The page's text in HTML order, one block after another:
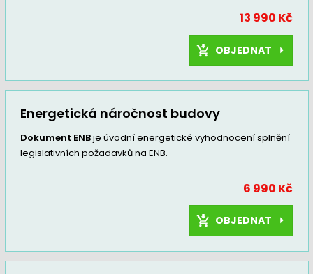
13 990 Kč
OBJEDNAT
Energetická náročnost budovy
Dokument ENBje úvodní energetické vyhodnocení splnění
legislativních požadavků na ENB.
6 990 Kč
OBJEDNAT